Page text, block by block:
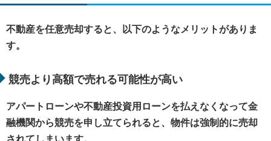
不動産を任意売却すると、以下のようなメリットがありま
す。
競売より高額で売れる可能性が高い
アパートローンや不動産投資用ローンを払えなくなって金
融機関から競売を申し立てられると、物件は強制的に売却
されてしまいます。